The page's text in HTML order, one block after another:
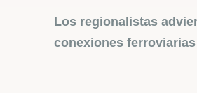
Los regionalistas
conexiones